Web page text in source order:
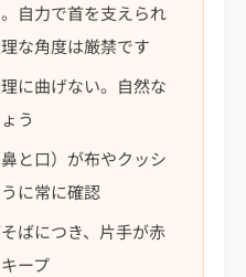
自力で首を支えられ
な角度は厳禁です
に曲げない。自然な
う
と口）が布やクッシ
に常に確認
ばにつき、片手が赤
ープ